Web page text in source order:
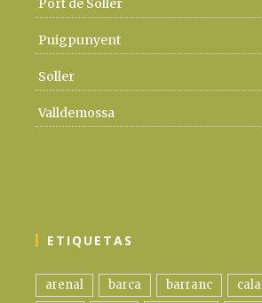
Port de Soller
Puigpunyent
Soller
Valldemossa
ETIQUETAS
arenal barca barranc cala